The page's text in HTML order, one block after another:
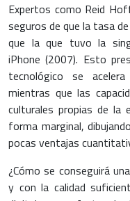
Expertos como Reid
seguros de que la tasa
que la que tuvo la
iPhone (2007). Esto
tecnológico se
mientras que las
culturales propias de la
forma marginal,
pocas ventajas
¿Cómo se conseguirá
y con la calidad